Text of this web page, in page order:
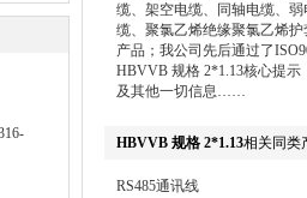
缆、架空电缆、同轴电缆、
缆、聚氯乙烯绝缘聚氯乙烯
产品；我公司先后通过了
HBVVB 规格 2*1.13核心提示
及其他一切信息……
HBVVB 规格 2*1.13相关同类
RS485通讯线